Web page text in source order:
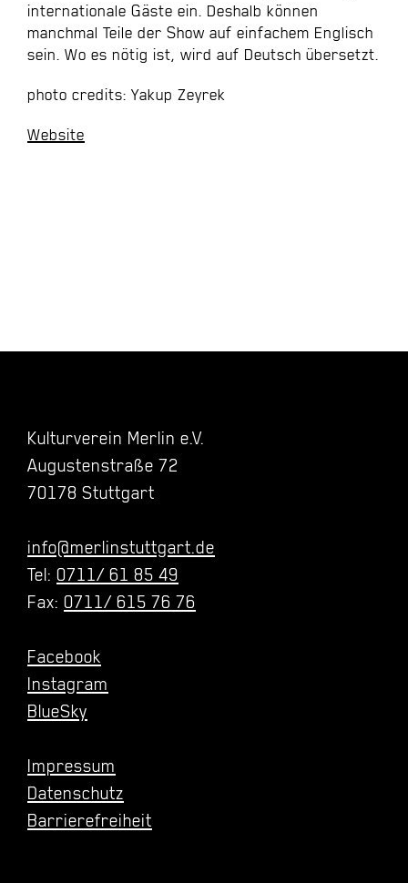
internationale Gäste ein. Deshalb können
manchmal Teile der Show auf einfachem Englisch
sein. Wo es nötig ist, wird auf Deutsch übersetzt.
photo credits: Yakup Zeyrek
Website
Kulturverein Merlin e.V.
Augustenstraße 72
70178 Stuttgart
info@merlinstuttgart.de
Tel: 0711/ 61 85 49
Fax: 0711/ 615 76 76
Facebook
Instagram
BlueSky
Impressum
Datenschutz
Barrierefreiheit